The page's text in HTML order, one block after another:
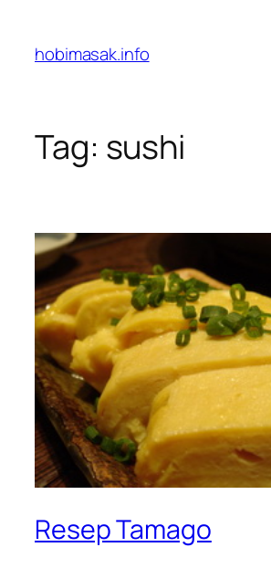
content
hobimasak.info
Tag: sushi
Resep Tamago